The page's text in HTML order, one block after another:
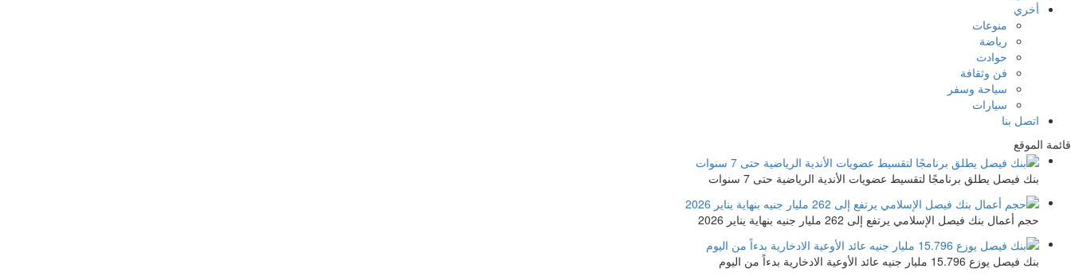
أخري
منوعات
رياضة
حوادث
فن وثقافة
سياحة وسفر
سيارات
اتصل بنا
قائمة الموقع
بنك فيصل يطلق برنامجًا لتقسيط عضويات الأندية الرياضية حتى 7 سنوات
حجم أعمال بنك فيصل الإسلامي يرتفع إلى 262 مليار جنيه بنهاية يناير 2026
بنك فيصل يوزع 15.796 مليار جنيه عائد الأوعية الادخارية بدءاً من اليوم